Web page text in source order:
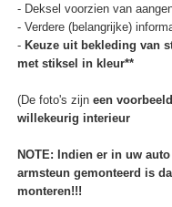
- Deksel voorzien van
- Verdere (belangrijke)
- Keuze uit bekleding van
met stiksel in kleur**
(De foto's zijn een voorbeeld
willekeurig interieur
NOTE: Indien er in uw
armsteun gemonteerd is
monteren!!!